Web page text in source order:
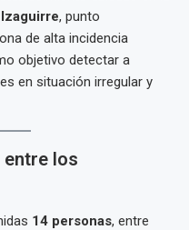
, punto
de alta incidencia
objetivo detectar a
en situación irregular y
entre los
14 personas, entre